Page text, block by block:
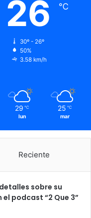
26 ℃
30º - 26º
50%
3.58 km/h
29 ℃
lun
25 ℃
mar
Reciente
sobre su
el podcast “2 Que 3”